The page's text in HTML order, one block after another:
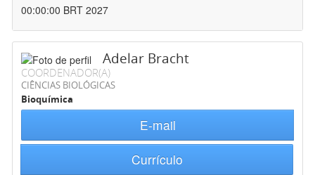
00:00:00 BRT 2027
Adelar Bracht
COORDENADOR(A)
CIÊNCIAS BIOLÓGICAS
Bioquímica
E-mail
Currículo